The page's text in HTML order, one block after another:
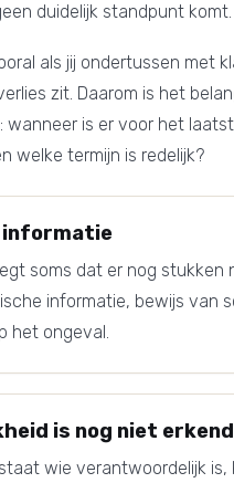
duidelijk standpunt komt.
als jij ondertussen met
zit. Daarom is het
wanneer is er voor het
welke termijn is redelijk?
soms dat er nog stukken
informatie, bewijs van
het ongeval.
is nog niet erkend
wie verantwoordelijk is,